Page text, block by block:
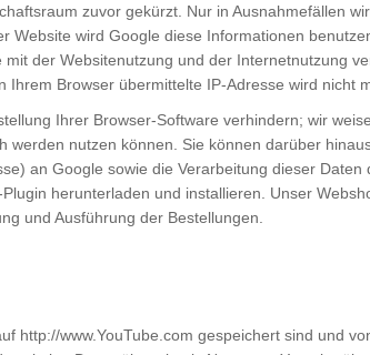
zuvor gekürzt. Nur in Ausnahmefällen
Website wird Google diese Informationen
der Websitenutzung und der Internetnutzung
Browser übermittelte IP-Adresse wird nicht
Ihrer Browser-Software verhindern; wir
nutzen können. Sie können darüber
an Google sowie die Verarbeitung dieser
herunterladen und installieren. Unser
und Ausführung der Bestellungen.
http://www.YouTube.com gespeichert sind und